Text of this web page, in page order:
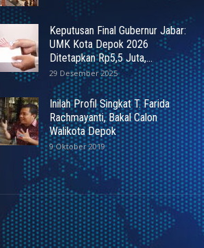
Keputusan Final Gubernur Jabar:
UMK Kota Depok 2026
Ditetapkan Rp5,5 Juta,...
29 Desember 2025
Inilah Profil Singkat T. Farida
Rachmayanti, Bakal Calon
Walikota Depok
9 Oktober 2019